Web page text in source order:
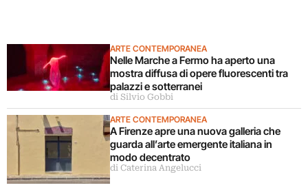
ARTE CONTEMPORANEA
Nelle Marche a Fermo ha aperto una
mostra diffusa di opere fluorescenti tra
palazzi e sotterranei
di Silvio Gobbi
ARTE CONTEMPORANEA
A Firenze apre una nuova galleria che
guarda all’arte emergente italiana in
modo decentrato
di Caterina Angelucci